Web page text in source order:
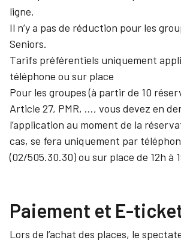
ligne.
Il n’y a pas de réduction pour les
Seniors.
Tarifs préférentiels uniquement
téléphone ou sur place
Pour les groupes (à partir de 10
Article 27, PMR, …, vous devez en
l’application au moment de la
cas, se fera uniquement par
(02/505.30.30) ou sur place de 12h à
Paiement et E-
Lors de l’achat des places, le